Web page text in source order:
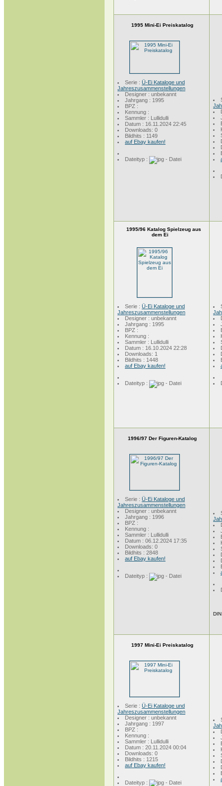
1995 Mini-Ei Preiskatalog
Serie : Ü-Ei Kataloge und
Jahreszusammenstellungen
Designer : unbekannt
Jahrgang : 1995
BPZ :
Kennung :
Sammler : Lullidulli
Datum : 16.11.2024 22:45
Downloads: 0
Bildhits : 1149
auf Ebay kaufen!
Dateityp :
1995/96 Katalog Spielzeug aus
dem Ei
Serie : Ü-Ei Kataloge und
Jahreszusammenstellungen
Designer : unbekannt
Jahrgang : 1995
BPZ :
Kennung :
Sammler : Lullidulli
Datum : 16.10.2024 22:28
Downloads: 1
Bildhits : 1448
auf Ebay kaufen!
Dateityp :
1996/97 Der Figuren-Katalog
Serie : Ü-Ei Kataloge und
Jahreszusammenstellungen
Designer : unbekannt
Jahrgang : 1996
BPZ :
Kennung :
Sammler : Lullidulli
Datum : 06.12.2024 17:35
Downloads: 0
Bildhits : 2848
auf Ebay kaufen!
Dateityp :
1997 Mini-Ei Preiskatalog
Serie : Ü-Ei Kataloge und
Jahreszusammenstellungen
Designer : unbekannt
Jahrgang : 1997
BPZ :
Kennung :
Sammler : Lullidulli
Datum : 20.11.2024 00:04
Downloads: 0
Bildhits : 1215
auf Ebay kaufen!
Dateityp :